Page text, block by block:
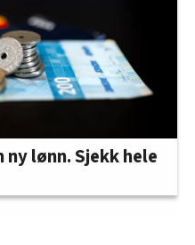
lønn. Sjekk hele